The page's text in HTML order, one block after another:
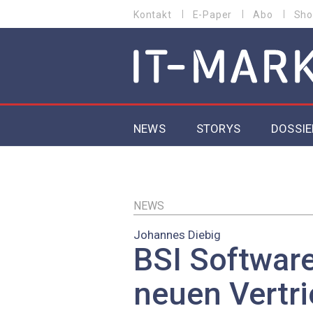
zum
MENU
Kontakt E-Paper Abo
MAIN NAVIGATION
NEWS STORYS
EU-
NEWS
Johannes Diebig
BSI
neuen